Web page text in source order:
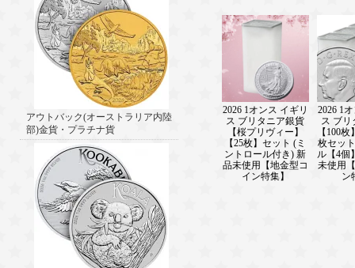
アウトバック(オーストラリア内陸
部)金貨・プラチナ貨
2026 1オンス イギリ
ス ブリタニア銀貨
【桜プリヴィー】
【25枚】セット (ミ
ントロール付き) 新
品未使用【地金型コ
イン特集】
2026 1
ス ブリ
【100
枚セッ
ル【4個
未使用
ン